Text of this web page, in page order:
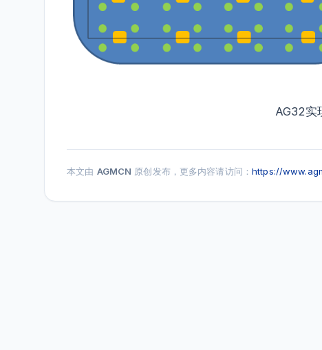
AG32实
本文由 AGMCN 原创发布，更多内容请访问：https://